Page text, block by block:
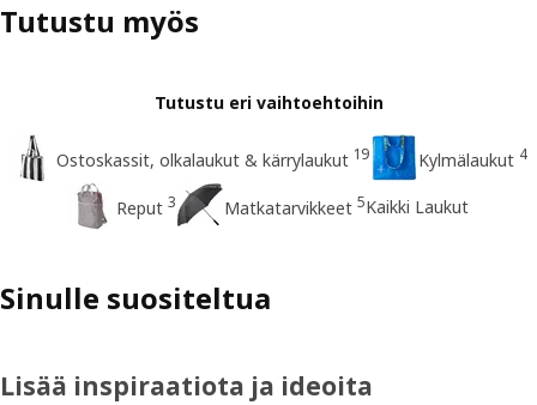
Tutustu myös
Tutustu eri vaihtoehtoihin
Ostoskassit, olkalaukut & kärrylaukut 19 Kylmälaukut 4
Reput 3 Matkatarvikkeet 5Kaikki Laukut
Sinulle suositeltua
Lisää inspiraatiota ja ideoita